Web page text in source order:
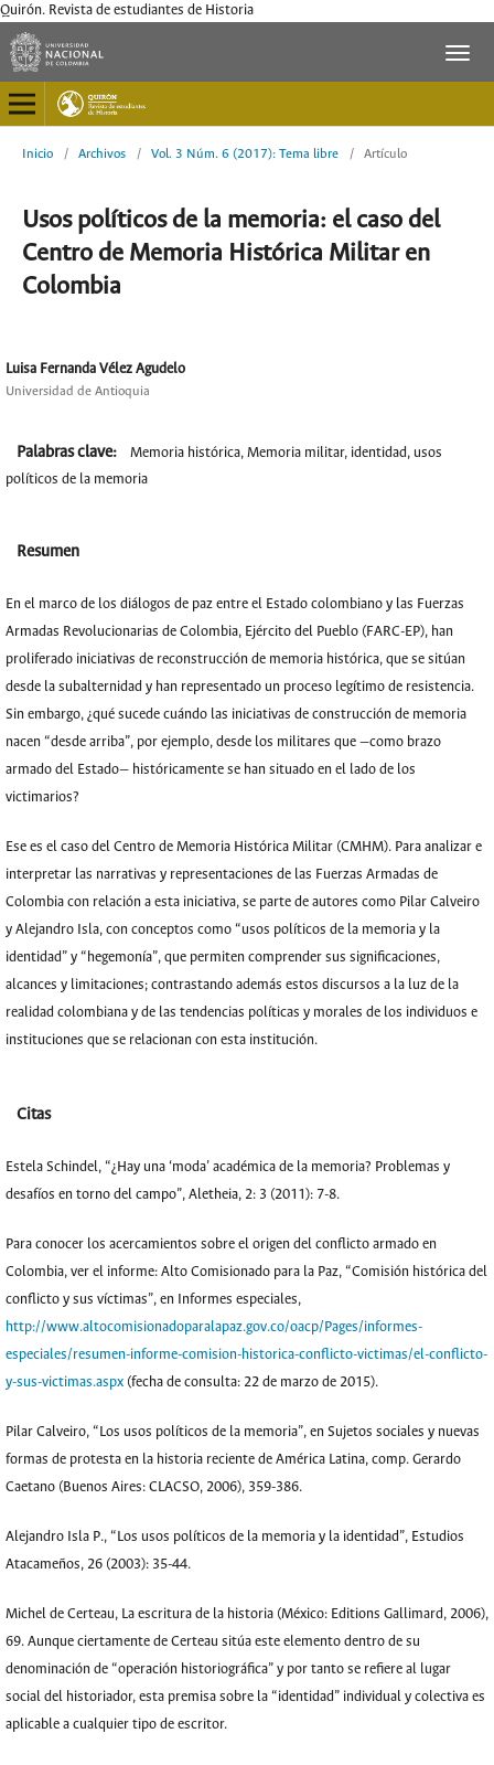
Quirón. Revista de estudiantes de Historia
Inicio / Archivos / Vol. 3 Núm. 6 (2017): Tema libre / Artículo
Usos políticos de la memoria: el caso del
Centro de Memoria Histórica Militar en
Colombia
Luisa Fernanda Vélez Agudelo
Universidad de Antioquia
Palabras clave:
Memoria histórica, Memoria militar, identidad, usos
políticos de la memoria
Resumen
En el marco de los diálogos de paz entre el Estado colombiano y las Fuerzas
Armadas Revolucionarias de Colombia, Ejército del Pueblo (FARC-EP), han
proliferado iniciativas de reconstrucción de memoria histórica, que se sitúan
desde la subalternidad y han representado un proceso legítimo de resistencia.
Sin embargo, ¿qué sucede cuándo las iniciativas de construcción de memoria
nacen “desde arriba”, por ejemplo, desde los militares que —como brazo
armado del Estado— históricamente se han situado en el lado de los
victimarios?
Ese es el caso del Centro de Memoria Histórica Militar (CMHM). Para analizar e
interpretar las narrativas y representaciones de las Fuerzas Armadas de
Colombia con relación a esta iniciativa, se parte de autores como Pilar Calveiro
y Alejandro Isla, con conceptos como “usos políticos de la memoria y la
identidad” y “hegemonía”, que permiten comprender sus significaciones,
alcances y limitaciones; contrastando además estos discursos a la luz de la
realidad colombiana y de las tendencias políticas y morales de los individuos e
instituciones que se relacionan con esta institución.
Citas
Estela Schindel, “¿Hay una ‘moda’ académica de la memoria? Problemas y
desafíos en torno del campo”, Aletheia, 2: 3 (2011): 7-8.
Para conocer los acercamientos sobre el origen del conflicto armado en
Colombia, ver el informe: Alto Comisionado para la Paz, “Comisión histórica del
conflicto y sus víctimas”, en Informes especiales,
http://www.altocomisionadoparalapaz.gov.co/oacp/Pages/informes-
especiales/resumen-informe-comision-historica-conflicto-victimas/el-conflicto-
y-sus-victimas.aspx (fecha de consulta: 22 de marzo de 2015).
Pilar Calveiro, “Los usos políticos de la memoria”, en Sujetos sociales y nuevas
formas de protesta en la historia reciente de América Latina, comp. Gerardo
Caetano (Buenos Aires: CLACSO, 2006), 359-386.
Alejandro Isla P., “Los usos políticos de la memoria y la identidad”, Estudios
Atacameños, 26 (2003): 35-44.
Michel de Certeau, La escritura de la historia (México: Editions Gallimard, 2006),
69. Aunque ciertamente de Certeau sitúa este elemento dentro de su
denominación de “operación historiográfica” y por tanto se refiere al lugar
social del historiador, esta premisa sobre la “identidad” individual y colectiva es
aplicable a cualquier tipo de escritor.